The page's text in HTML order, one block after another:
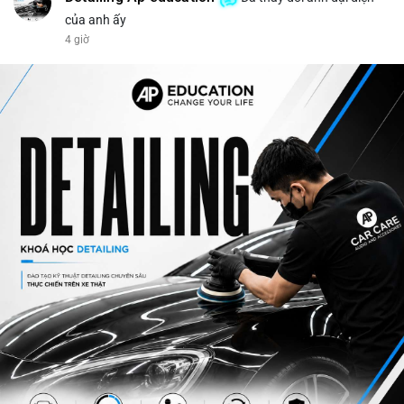
của anh ấy
4 giờ